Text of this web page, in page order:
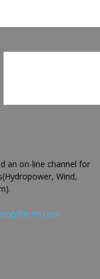
an on-line channel for
Wind,